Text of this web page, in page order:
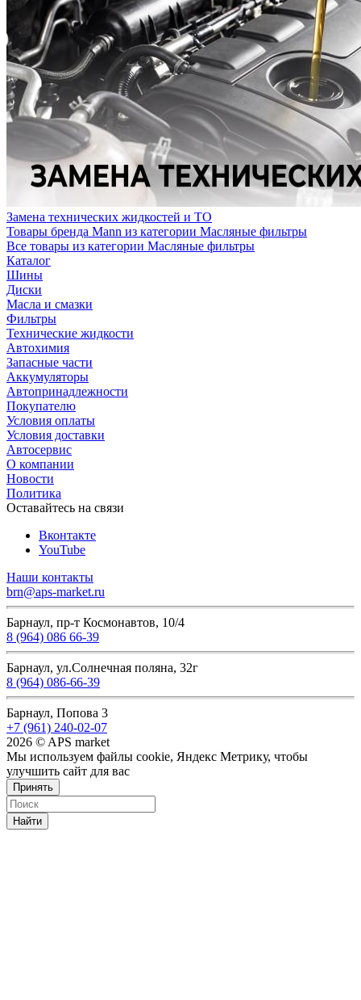
Замена технических жидкостей и ТО
Товары бренда Mann из категории Масляные фильтры
Все товары из категории Масляные фильтры
Каталог
Шины
Диски
Масла и смазки
Фильтры
Технические жидкости
Автохимия
Запасные части
Аккумуляторы
Автопринадлежности
Покупателю
Условия оплаты
Условия доставки
Автосервис
О компании
Новости
Политика
Оставайтесь на связи
Вконтакте
YouTube
Наши контакты
brn@aps-market.ru
Барнаул, пр-т Космонавтов, 10/4
8 (964) 086 66-39
Барнаул, ул.Солнечная поляна, 32г
8 (964) 086-66-39
Барнаул, Попова 3
+7 (961) 240-02-07
2026 © APS market
Мы используем файлы cookie, Яндекс Метрику, чтобы
улучшить сайт для вас
Принять
Найти